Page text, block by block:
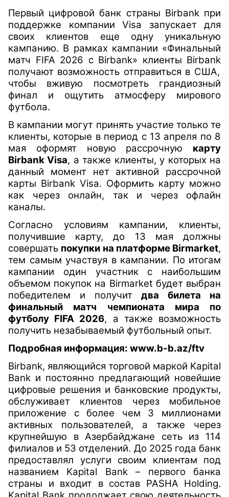
Первый цифровой банк страны Birbankпри
поддержке компании Visa запускает для
своих клиентов еще одну уникальную
кампанию. В рамках кампании «Финальный
матч FIFA 2026 с Birbank» клиенты Birbank
получают возможность отправиться в США,
чтобы вживую посмотреть грандиозный
финал и ощутить атмосферу мирового
футбола.
В кампании могут принять участие только те
клиенты, которые в период с 13 апреля по 8
мая оформят новую рассрочную карту
Birbank Visa, а также клиенты, у которых на
данный момент нет активной рассрочной
карты Birbank Visa. Оформить карту можно
как через онлайн, так и через офлайн
каналы.
Согласно условиям кампании, клиенты,
получившие карту, до 13 мая должны
совершать покупки на платформе Birmarket,
тем самым участвуя в кампании. По итогам
кампании один участник с наибольшим
объемом покупок на Birmarket будет выбран
победителем и получитдва билета на
финальный матч чемпионата мира по
футболу FIFA 2026, а также возможность
получить незабываемый футбольный опыт.
Подробная информация: www.b-b.az/ftv
Birbank, являющийся торговой маркой Kapital
Bank и постоянно предлагающий новейшие
цифровые решения и банковские продукты,
обслуживает клиентов через мобильное
приложение с более чем 3 миллионами
активных пользователей, а также через
крупнейшую в Азербайджане сеть из 114
филиалов и 53 отделений. До 2025 года банк
предоставлял услуги своим клиентам под
названием Kapital Bank – первого банка
страны и входит в состав PASHA Holding.